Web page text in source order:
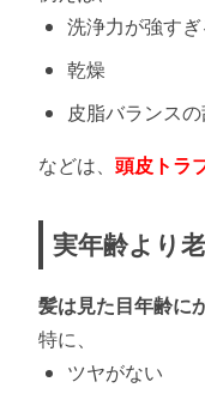
洗浄力が強す
乾燥
皮脂バランス
などは、 頭皮トラ
実年齢より
髪は見た目年齢に
特に、
ツヤがない